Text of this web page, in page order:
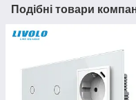
Подібні товари